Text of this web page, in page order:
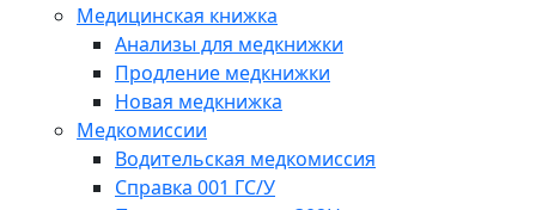
Медицинская книжка
Анализы для медкнижки
Продление медкнижки
Новая медкнижка
Медкомиссии
Водительская медкомиссия
Справка 001 ГС/У